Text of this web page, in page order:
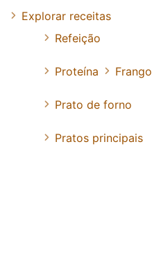
Explorar receitas
Refeição
Proteína Frango
Prato de forno
Pratos principais